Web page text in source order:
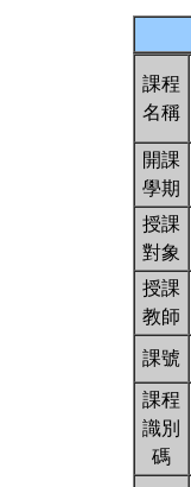
課程
名稱
開課
學期
授課
對象
授課
教師
課號
課程
識別
碼